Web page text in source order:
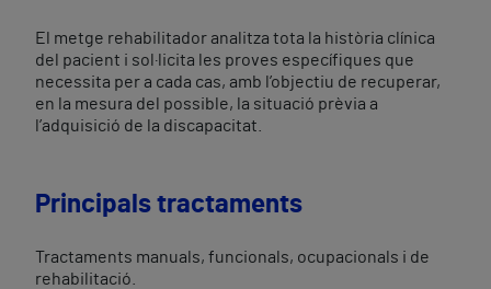
El metge rehabilitador analitza tota la història clínica
del pacient i sol·licita les proves específiques que
necessita per a cada cas, amb l’objectiu de recuperar,
en la mesura del possible, la situació prèvia a
l’adquisició de la discapacitat.
Principals tractaments
Tractaments manuals, funcionals, ocupacionals i de
rehabilitació.